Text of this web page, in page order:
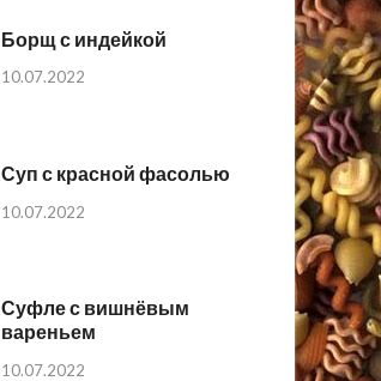
Борщ с индейкой
10.07.2022
Суп с красной фасолью
10.07.2022
Суфле с вишнёвым
вареньем
10.07.2022